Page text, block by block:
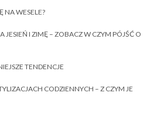
NA WESELE?
JESIEŃ I ZIMĘ – ZOBACZ W CZYM PÓJŚĆ O
TENDENCJE
CODZIENNYCH – Z CZYM JE